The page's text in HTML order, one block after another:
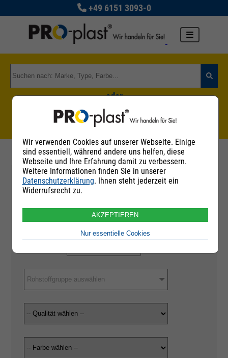
+49 6151 3093-0
oder
Zu den Rohstoffgruppen
Filter
Rohstoffgruppe auswählen
Wir verwenden Cookies auf unserer Webseite. Einige
sind essentiell, während andere uns helfen, diese
Webseite und Ihre Erfahrung damit zu verbessern.
Weitere Informationen finden Sie in unserer
Datenschutzerklärung. Ihnen steht jederzeit ein
Widerrufsrecht zu.
AKZEPTIEREN
Nur essentielle Cookies